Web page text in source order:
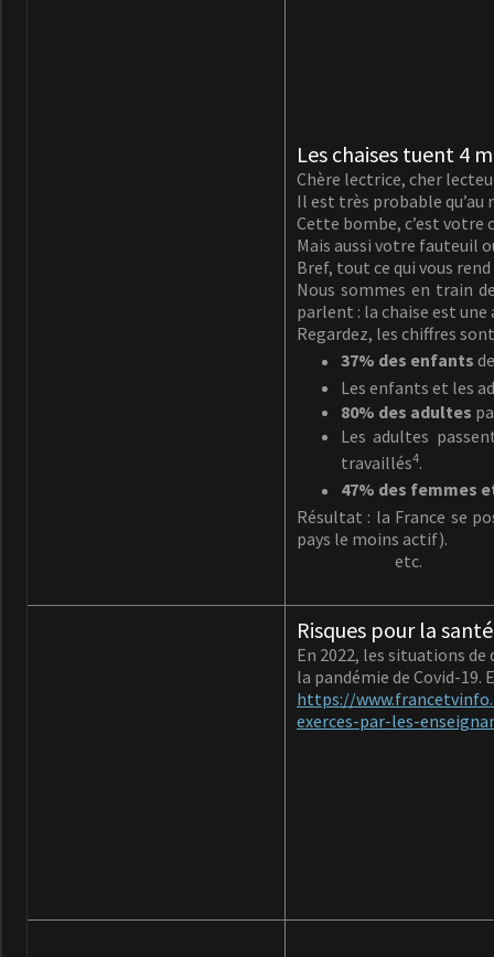
Les chaises tuent 4
Chère lectrice, cher
Il est très probable qu’au
Cette bombe, c’est votre
Mais aussi votre fauteuil
Bref, tout ce qui vous rend
Nous sommes en train
parlent : la chaise est
Regardez, les chiffres
37% des enfants
Les enfants et les
80% des adultes
Les adultes
travaillés4.
47% des femmes
Résultat : la France se
pays le moins actif).
etc.
Risques pour la
En 2022, les situations
la pandémie de Covid-
https://
exerces-par-les-